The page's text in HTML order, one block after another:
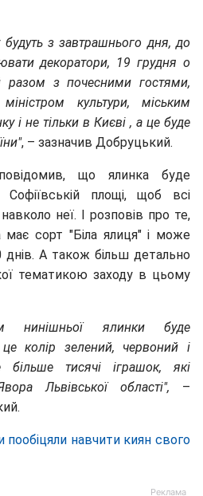
з завтрашнього дня, до
декоратори, 19 грудня о
разом з почесними гостями,
культури, міським
і не тільки в Києві , а це буде
, – зазначив Добруцький.
що ялинка буде
площі, щоб всі
неї. І розповів про те,
сорт "Біла ялиця" і може
А також більш детально
тематикою заходу в цьому
нинішньої ялинки буде
колір зелений, червоний і
тисячі іграшок, які
Львівської області", –
пообіцяли навчити киян свого